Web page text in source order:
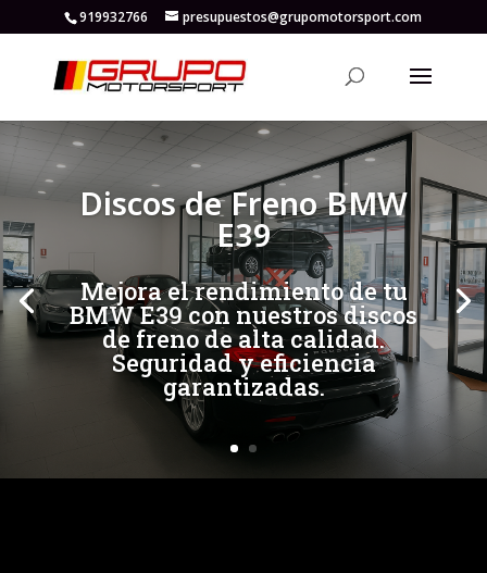
919932766 presupuestos@grupomotorsport.com
Discos de Freno BMW
E39
Mejora el rendimiento de tu
BMW E39 con nuestros discos
de freno de alta calidad.
Seguridad y eficiencia
garantizadas.
[/et_pb_slide] [/et_pb_slide]